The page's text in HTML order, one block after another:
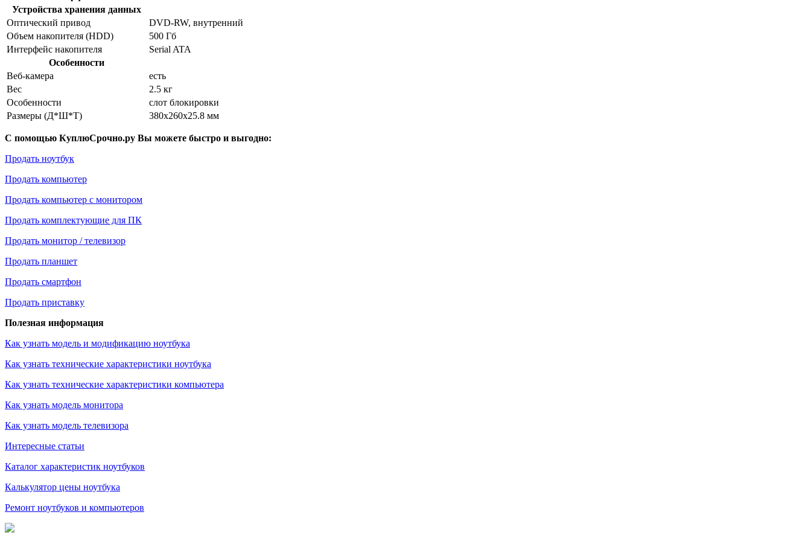
Устройства хранения данных
Оптический привод
DVD-RW, внутренний
Объем накопителя (HDD)
500 Гб
Интерфейс накопителя
Serial ATA
Особенности
Веб-камера
есть
Вес
2.5 кг
Особенности
слот блокировки
Размеры (Д*Ш*Т)
380x260x25.8 мм
С помощью КуплюСрочно.ру Вы можете быстро и выгодно:
Продать ноутбук
Продать компьютер
Продать компьютер с монитором
Продать комплектующие для ПК
Продать монитор / телевизор
Продать планшет
Продать смартфон
Продать приставку
Полезная информация
Как узнать модель и модификацию ноутбука
Как узнать технические характеристики ноутбука
Как узнать технические характеристики компьютера
Как узнать модель монитора
Как узнать модель телевизора
Интересные статьи
Каталог характеристик ноутбуков
Калькулятор цены ноутбука
Ремонт ноутбуков и компьютеров